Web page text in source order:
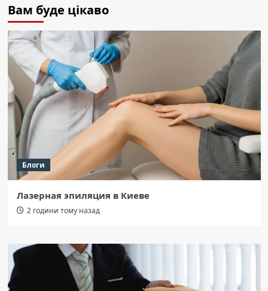
Вам буде цікаво
Блоги
Лазерная эпиляция в Киеве
2 години тому назад